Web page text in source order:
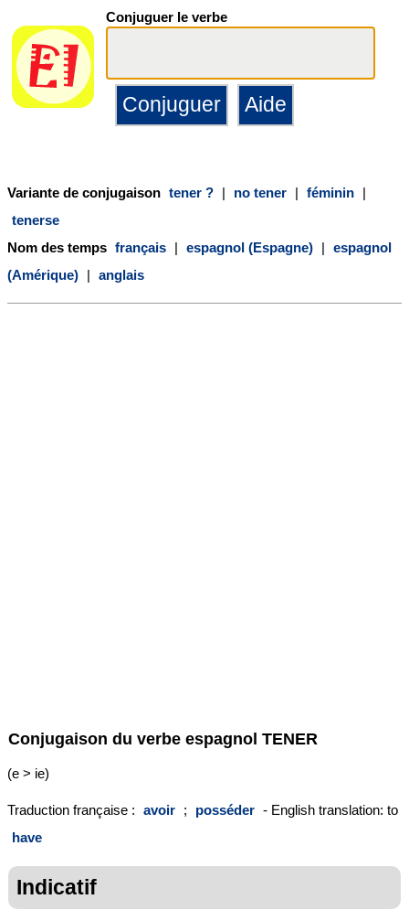
Conjuguer le verbe
Variante de conjugaison tener ? | no tener | féminin |
tenerse
Nom des temps français | espagnol (Espagne) | espagnol
(Amérique) | anglais
Conjugaison du verbe espagnol TENER
(e > ie)
Traduction française : avoir ; posséder - English translation: to
have
Indicatif